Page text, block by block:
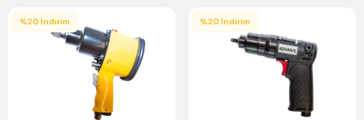
%20 İndirim %20 İndirim